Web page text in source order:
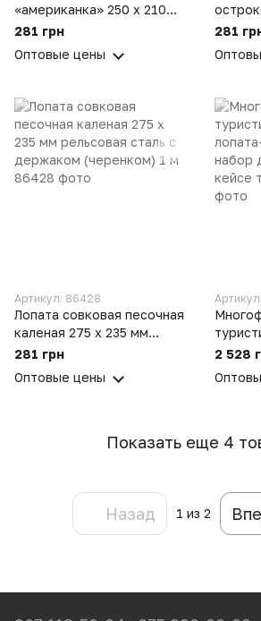
«американка» 250 х 210
мм рельсовая сталь c
281 грн
Оптовые цены
290 х
281
Артикул: 86428
Лопата совковая песочная
каленая 275 х 235 мм
рельсовая сталь c
281 грн
Оптовые цены
кейсе
2 528
Показать еще 4
Назад 1 из 2